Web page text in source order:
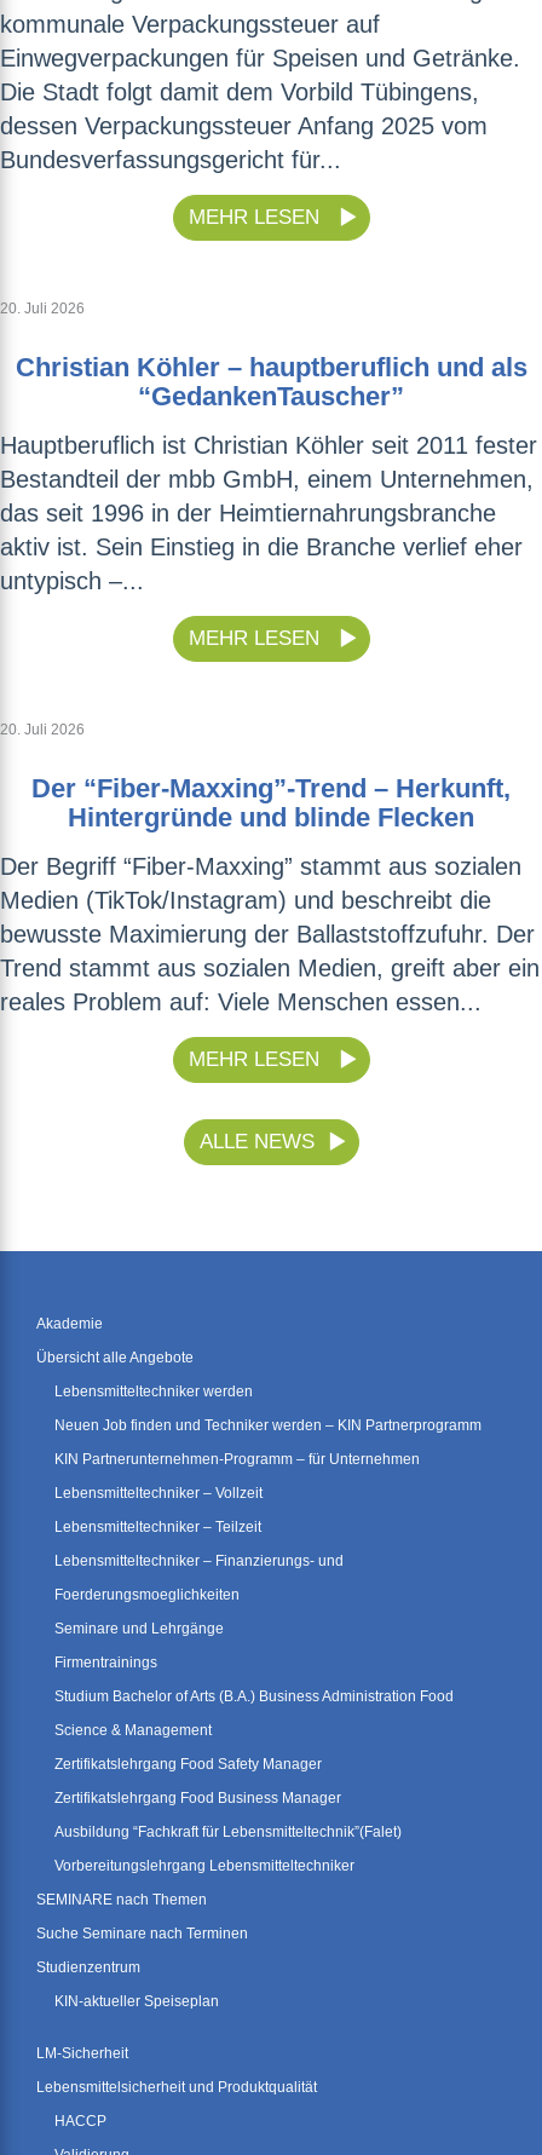
kommunale Verpackungssteuer auf
Einwegverpackungen für Speisen und Getränke.
Die Stadt folgt damit dem Vorbild Tübingens,
dessen Verpackungssteuer Anfang 2025 vom
Bundesverfassungsgericht für...
MEHR LESEN
20. Juli 2026
Christian Köhler – hauptberuflich und als
“GedankenTauscher”
Hauptberuflich ist Christian Köhler seit 2011 fester
Bestandteil der mbb GmbH, einem Unternehmen,
das seit 1996 in der Heimtiernahrungsbranche
aktiv ist. Sein Einstieg in die Branche verlief eher
untypisch –...
MEHR LESEN
20. Juli 2026
Der “Fiber-Maxxing”-Trend – Herkunft,
Hintergründe und blinde Flecken
Der Begriff “Fiber-Maxxing” stammt aus sozialen
Medien (TikTok/Instagram) und beschreibt die
bewusste Maximierung der Ballaststoffzufuhr. Der
Trend stammt aus sozialen Medien, greift aber ein
reales Problem auf: Viele Menschen essen...
MEHR LESEN
ALLE NEWS
Akademie
Übersicht alle Angebote
Lebensmitteltechniker werden
Neuen Job finden und Techniker werden – KIN Partnerprogramm
KIN Partnerunternehmen-Programm – für Unternehmen
Lebensmitteltechniker – Vollzeit
Lebensmitteltechniker – Teilzeit
Lebensmitteltechniker – Finanzierungs- und
Foerderungsmoeglichkeiten
Seminare und Lehrgänge
Firmentrainings
Studium Bachelor of Arts (B.A.) Business Administration Food
Science & Management
Zertifikatslehrgang Food Safety Manager
Zertifikatslehrgang Food Business Manager
Ausbildung “Fachkraft für Lebensmitteltechnik”(Falet)
Vorbereitungslehrgang Lebensmitteltechniker
SEMINARE nach Themen
Suche Seminare nach Terminen
Studienzentrum
KIN-aktueller Speiseplan
LM-Sicherheit
Lebensmittelsicherheit und Produktqualität
HACCP